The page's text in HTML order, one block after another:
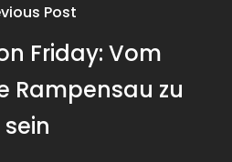
Post
Friday: Vom
Rampensau zu
sein